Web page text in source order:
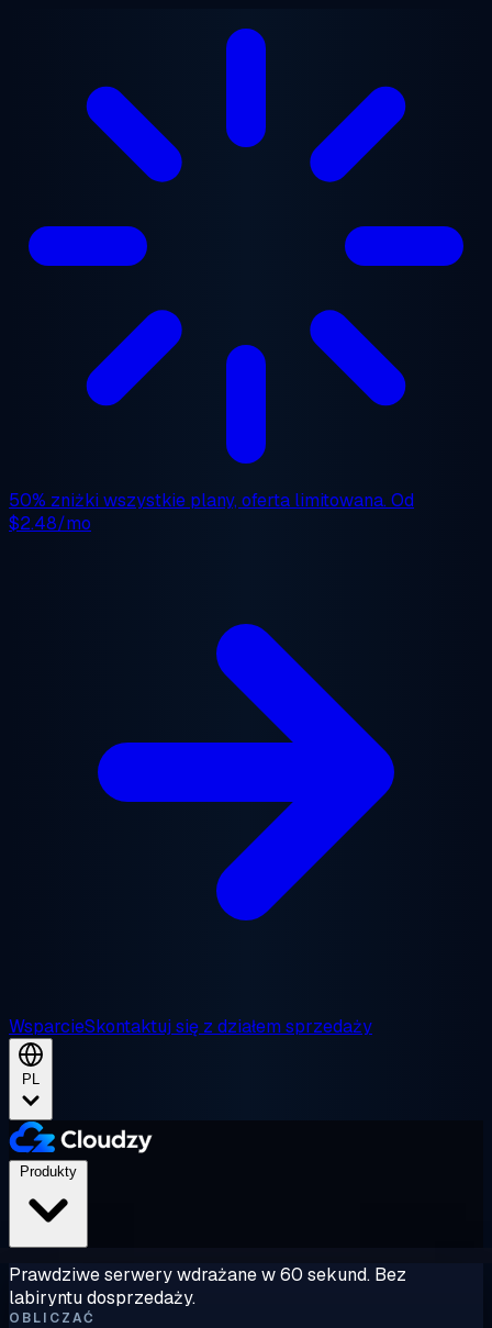
50% zniżki wszystkie plany, oferta limitowana. Od
$2.48/mo
WsparcieSkontaktuj się z działem sprzedaży
PL
Prawdziwe serwery wdrażane w 60 sekund. Bez
labiryntu dosprzedaży.
OBLICZAĆ